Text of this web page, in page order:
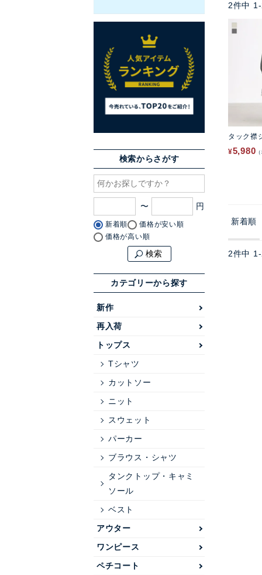
検索からさがす
〜
新着順
価格が安い順
価格が高い順
検索
カテゴリーから探す
新作
再入荷
トップス
Tシャツ
カットソー
ニット
スウェット
パーカー
ブラウス・シャツ
タンクトップ・キャミ
ソール
ベスト
アウター
ワンピース
ペチコート
2件中 1 -
タック襟
¥5,980
新着順
2件中 1 -